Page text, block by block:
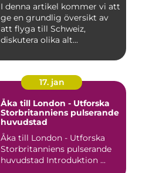
I denna artikel kommer vi att
ge en grundlig översikt av
att flyga till Schweiz,
diskutera olika alt...
17. jan
Åka till London - Utforska
Storbritanniens pulserande
huvudstad
Åka till London - Utforska
Storbritanniens pulserande
huvudstad Introduktion ...